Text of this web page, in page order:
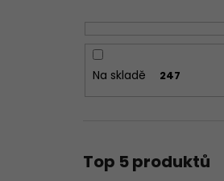
Na skladě 247
Top 5 produktů